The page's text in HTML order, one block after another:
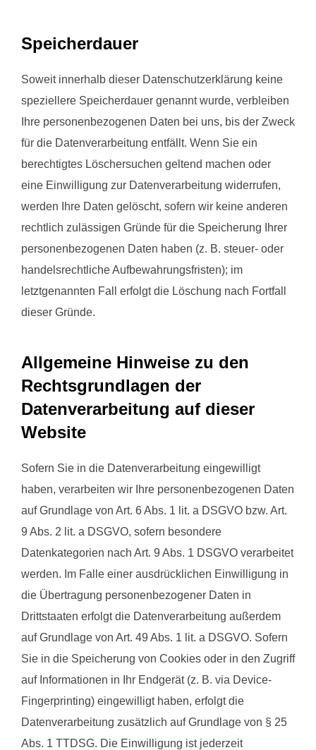
Speicherdauer
Soweit innerhalb dieser Datenschutzerklärung keine
speziellere Speicherdauer genannt wurde, verbleiben
Ihre personenbezogenen Daten bei uns, bis der Zweck
für die Datenverarbeitung entfällt. Wenn Sie ein
berechtigtes Löschersuchen geltend machen oder
eine Einwilligung zur Datenverarbeitung widerrufen,
werden Ihre Daten gelöscht, sofern wir keine anderen
rechtlich zulässigen Gründe für die Speicherung Ihrer
personenbezogenen Daten haben (z. B. steuer- oder
handelsrechtliche Aufbewahrungsfristen); im
letztgenannten Fall erfolgt die Löschung nach Fortfall
dieser Gründe.
Allgemeine Hinweise zu den
Rechtsgrundlagen der
Datenverarbeitung auf dieser
Website
Sofern Sie in die Datenverarbeitung eingewilligt
haben, verarbeiten wir Ihre personenbezogenen Daten
auf Grundlage von Art. 6 Abs. 1 lit. a DSGVO bzw. Art.
9 Abs. 2 lit. a DSGVO, sofern besondere
Datenkategorien nach Art. 9 Abs. 1 DSGVO verarbeitet
werden. Im Falle einer ausdrücklichen Einwilligung in
die Übertragung personenbezogener Daten in
Drittstaaten erfolgt die Datenverarbeitung außerdem
auf Grundlage von Art. 49 Abs. 1 lit. a DSGVO. Sofern
Sie in die Speicherung von Cookies oder in den Zugriff
auf Informationen in Ihr Endgerät (z. B. via Device-
Fingerprinting) eingewilligt haben, erfolgt die
Datenverarbeitung zusätzlich auf Grundlage von § 25
Abs. 1 TTDSG. Die Einwilligung ist jederzeit